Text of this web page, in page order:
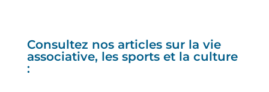
Consultez nos articles sur la vie
associative, les sports et la culture
: